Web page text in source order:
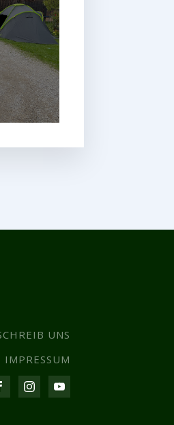
UNS
IMPRESSUM